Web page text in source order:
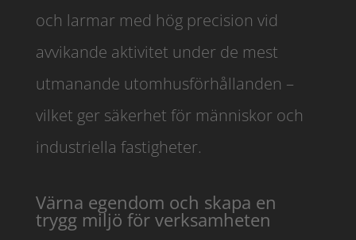
och larmar med hög precision vid
avvikande aktivitet under de mest
utmanande utomhusförhållanden –
vilket ger säkerhet för människor och
industriella fastigheter.
Värna egendom och skapa en
trygg miljö för verksamheten